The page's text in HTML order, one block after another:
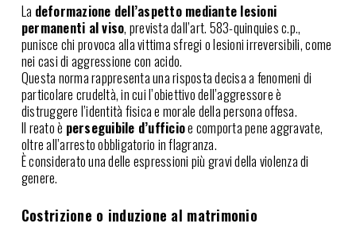
La deformazione dell’aspetto mediante lesioni
permanenti al viso, prevista dall’art. 583-quinquies c.p.,
punisce chi provoca alla vittima sfregi o lesioni irreversibili, come
nei casi di aggressione con acido.
Questa norma rappresenta una risposta decisa a fenomeni di
particolare crudeltà, in cui l’obiettivo dell’aggressore è
distruggere l’identità fisica e morale della persona offesa.
Il reato è perseguibile d’ufficioe comporta pene aggravate,
oltre all’arresto obbligatorio in flagranza.
È considerato una delle espressioni più gravi della violenza di
genere.
Costrizione o induzione al matrimonio